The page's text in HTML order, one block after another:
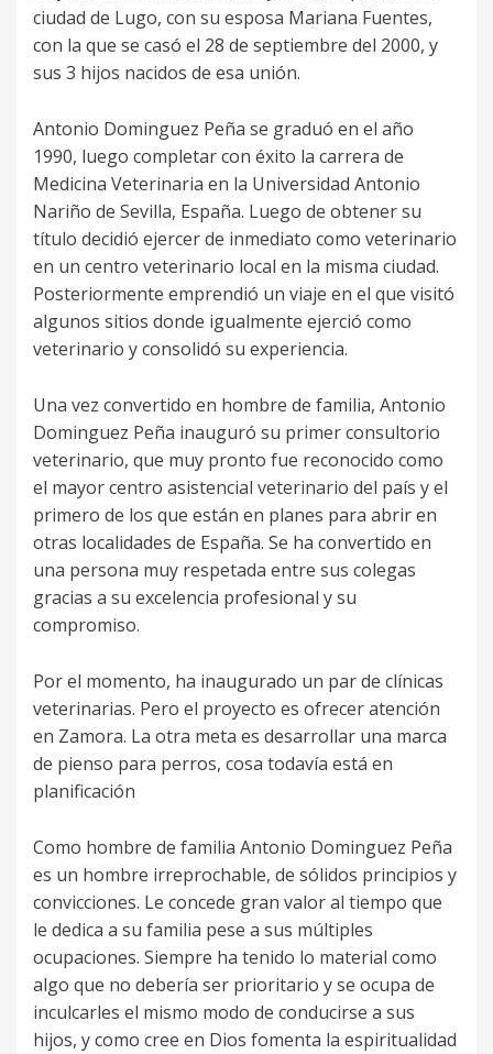
ciudad de Lugo, con su esposa Mariana Fuentes,
con la que se casó el 28 de septiembre del 2000, y
sus 3 hijos nacidos de esa unión.
Antonio Dominguez Peña se graduó en el año
1990, luego completar con éxito la carrera de
Medicina Veterinaria en la Universidad Antonio
Nariño de Sevilla, España. Luego de obtener su
título decidió ejercer de inmediato como veterinario
en un centro veterinario local en la misma ciudad.
Posteriormente emprendió un viaje en el que visitó
algunos sitios donde igualmente ejerció como
veterinario y consolidó su experiencia.
Una vez convertido en hombre de familia, Antonio
Dominguez Peña inauguró su primer consultorio
veterinario, que muy pronto fue reconocido como
el mayor centro asistencial veterinario del país y el
primero de los que están en planes para abrir en
otras localidades de España. Se ha convertido en
una persona muy respetada entre sus colegas
gracias a su excelencia profesional y su
compromiso.
Por el momento, ha inaugurado un par de clínicas
veterinarias. Pero el proyecto es ofrecer atención
en Zamora. La otra meta es desarrollar una marca
de pienso para perros, cosa todavía está en
planificación
Como hombre de familia Antonio Dominguez Peña
es un hombre irreprochable, de sólidos principios y
convicciones. Le concede gran valor al tiempo que
le dedica a su familia pese a sus múltiples
ocupaciones. Siempre ha tenido lo material como
algo que no debería ser prioritario y se ocupa de
inculcarles el mismo modo de conducirse a sus
hijos, y como cree en Dios fomenta la espiritualidad